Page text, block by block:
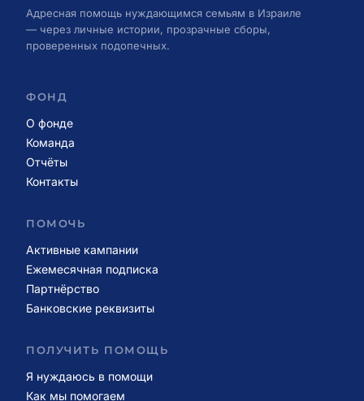
Адресная помощь нуждающимся семьям в Израиле
— через личные истории, прозрачные сборы,
проверенных подопечных.
ФОНД
О фонде
Команда
Отчёты
Контакты
ПОМОЧЬ
Активные кампании
Ежемесячная подписка
Партнёрство
Банковские реквизиты
ПОЛУЧИТЬ ПОМОЩЬ
Я нуждаюсь в помощи
Как мы помогаем